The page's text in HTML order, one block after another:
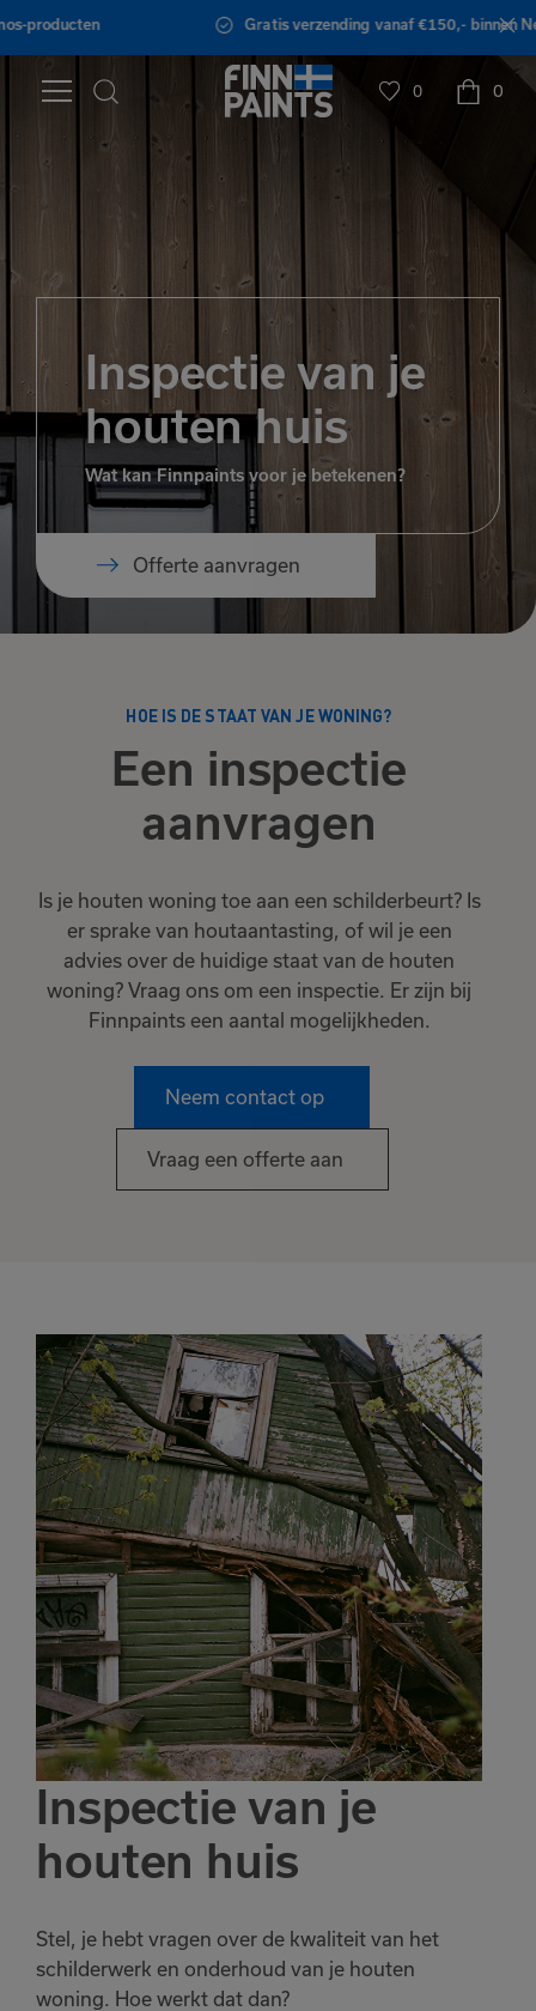
Gratis verzending vanaf €150,- binnen Nederland
0 0
Inspectie van je
houten huis
Wat kan Finnpaints voor je betekenen?
Offerte aanvragen
HOE IS DE STAAT VAN JE WONING?
Een inspectie
aanvragen
Is je houten woning toe aan een schilderbeurt? Is
er sprake van houtaantasting, of wil je een
advies over de huidige staat van de houten
woning? Vraag ons om een inspectie. Er zijn bij
Finnpaints een aantal mogelijkheden.
Neem contact op
Vraag een offerte aan
Inspectie van je
houten huis
Stel, je hebt vragen over de kwaliteit van het
schilderwerk en onderhoud van je houten
woning. Hoe werkt dat dan?